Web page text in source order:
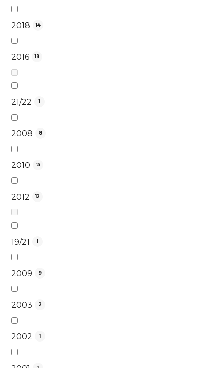
2018 14
2016 18
21/22 1
2008 8
2010 15
2012 12
19/21 1
2009 9
2003 2
2002 1